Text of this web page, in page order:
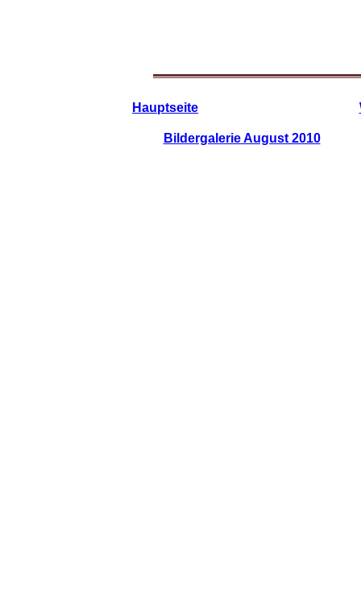
Hauptseite
Bildergalerie August 2010